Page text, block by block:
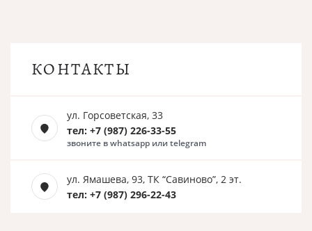
КОНТАКТЫ
ул. Горсоветская, 33
тел: +7 (987) 226-33-55
звоните в whatsapp или telegram
ул. Ямашева, 93, ТК “Савиново”, 2 эт.
тел: +7 (987) 296-22-43